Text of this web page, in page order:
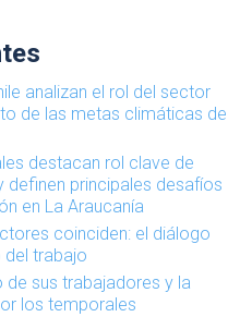
analizan el rol del sector
de las metas climáticas de
destacan rol clave de
definen principales desafíos
en La Araucanía
coinciden: el diálogo
del trabajo
sus trabajadores y la
los temporales